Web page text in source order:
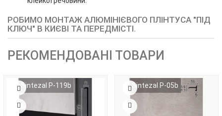
РОБИМО МОНТАЖ АЛЮМІНІЄВОГО ПЛІНТУСА "ПІД
КЛЮЧ" В КИЄВІ ТА ПЕРЕДМІСТІ.
РЕКОМЕНДОВАНІ ТОВАРИ
Sintezal P-119b Sintezal P-05b